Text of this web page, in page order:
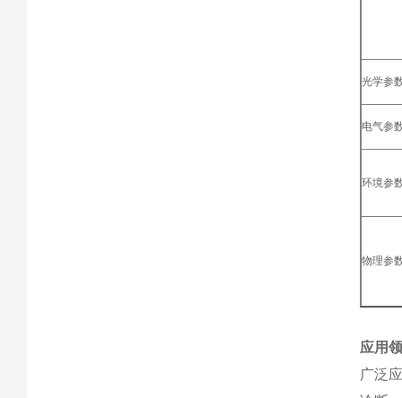
光学参
电气参
环境参
物理参
应用
广泛